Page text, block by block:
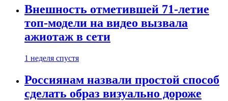
Внешность отметившей 71-летие
топ-модели на видео вызвала
ажиотаж в сети
1 неделя спустя
Россиянам назвали простой способ
сделать образ визуально дороже